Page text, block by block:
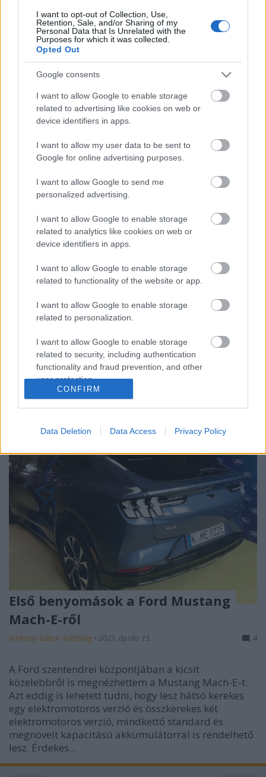
I want to opt-out of Collection, Use,
Retention, Sale, and/or Sharing of my
Personal Data that Is Unrelated with the
Purposes for which it was collected.
Opted Out
Google consents
I want to allow Google to enable storage
related to advertising like cookies on web or
device identifiers in apps.
I want to allow my user data to be sent to
Google for online advertising purposes.
I want to allow Google to send me
personalized advertising.
I want to allow Google to enable storage
related to analytics like cookies on web or
device identifiers in apps.
I want to allow Google to enable storage
related to functionality of the website or app.
I want to allow Google to enable storage
related to personalization.
I want to allow Google to enable storage
related to security, including authentication
functionality and fraud prevention, and other
user protection.
CONFIRM
Data Deletion Data Access Privacy Policy
"viselkedését" értékelik, a működősük pontossága és
a vezető kiegészítésének a képessége kapcsán.Kicsit
kacifántos a…
mindenki által ismert szimbólum
Tudjátok, mi a nagy teljesítmény? Egyszerre
gyártani egy rendkívül fejlett és jól használható
villanyautót, és egy olyan legendát, mint ez. 118 év
alatt mindig ott lenni, ahol történik az autóipar
alakítása, néha ugyan csupán követőként, néha aktív
alakítóként, de mindig olyan gyártóként, akivel…
Első benyomások a Ford Mustang
Mach-E-ről
Várkonyi Gábor Autóblog • 2021. április 15. 4
A Ford szentendrei központjában a kicsit
közelebbről is megnézhettem a Mustang Mach-E-t.
Azt eddig is lehetett tudni, hogy lesz hátsó kerekes
egy elektromotoros verzió és összkerekes két
elektromotoros verzió, mindkettő standard és
megnövelt kapacitású akkumulátorral is rendelhető
lesz. Érdekes…